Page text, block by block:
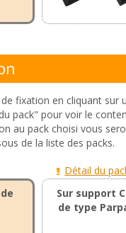
fixation en cliquant sur
pack" pour voir le
au pack choisi vous
de la liste des packs.
Détail du
Sur support
de type